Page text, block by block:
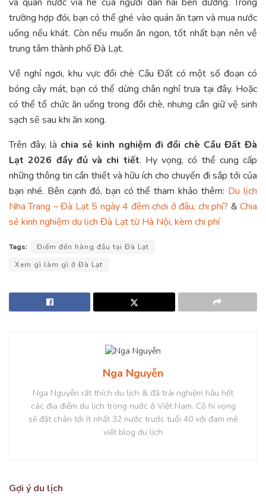
trường hợp đói, bạn có thể ghé vào quán ăn tạm và mua nước
uống nếu khát. Còn nếu muốn ăn ngon, tốt nhất bạn nên về
trung tâm thành phố Đà Lạt.
Về nghỉ ngơi, khu vực đồi chè Cầu Đất có một số đoạn có
bóng cây mát, bạn có thể dừng chân nghỉ trưa tại đây. Hoặc
có thể tổ chức ăn uống trong đồi chè, nhưng cần giữ vệ sinh
sạch sẽ sau khi ăn xong.
Trên đây, là chia sẻ kinh nghiệm đi đồi chè Cầu Đất Đà
Lạt 2026 đầy đủ và chi tiết. Hy vọng, có thể cung cấp
những thông tin cần thiết và hữu ích cho chuyến đi sắp tới của
bạn nhé. Bên cạnh đó, bạn có thể tham khảo thêm: Du lịch
Nha Trang – Đà Lạt 5 ngày 4 đêm chơi ở đâu, chi phí? &Chia
sẻ kinh nghiệm du lịch Đà Lạt từ Hà Nội, kèm chi phí
Tags:
Điểm đến hàng đầu tại Đà Lạt
Xem gì làm gì ở Đà Lạt
Nga Nguyễn
Nga Nguyễn rất thích du lịch & đã trải nghiệm hầu hết
các địa điểm du lịch trong nước ở Việt Nam. Cô hi vọng
sẽ đặt chân tới ít nhất 32 nước trước tuổi 40 với đam mê
viết blog du lịch
Gợi ý du lịch